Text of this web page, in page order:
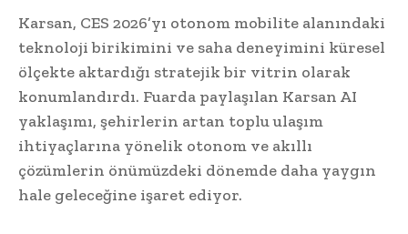
Karsan, CES 2026’yı otonom mobilite alanındaki
teknoloji birikimini ve saha deneyimini küresel
ölçekte aktardığı stratejik bir vitrin olarak
konumlandırdı. Fuarda paylaşılan Karsan AI
yaklaşımı, şehirlerin artan toplu ulaşım
ihtiyaçlarına yönelik otonom ve akıllı
çözümlerin önümüzdeki dönemde daha yaygın
hale geleceğine işaret ediyor.